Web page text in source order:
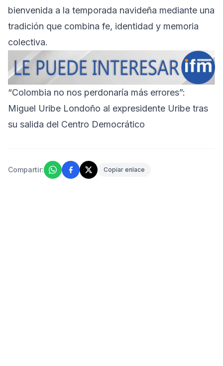
bienvenida a la temporada navideña mediante una
tradición que combina fe, identidad y memoria
colectiva.
“Colombia no nos perdonaría más errores”:
Miguel Uribe Londoño al expresidente Uribe tras
su salida del Centro Democrático
Compartir: Copiar enlace